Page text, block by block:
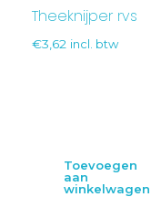
Theeknijper rvs
€3,62 incl. btw
Toevoegen
aan
winkelwagen